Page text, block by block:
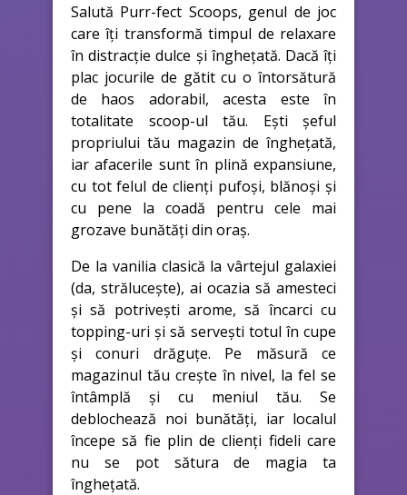
Salută Purr-fect Scoops, genul de joc
care îți transformă timpul de relaxare
în distracție dulce și înghețată. Dacă îți
plac jocurile de gătit cu o întorsătură
de haos adorabil, acesta este în
totalitate scoop-ul tău. Ești șeful
propriului tău magazin de înghețată,
iar afacerile sunt în plină expansiune,
cu tot felul de clienți pufoși, blănoși și
cu pene la coadă pentru cele mai
grozave bunătăți din oraș.
De la vanilia clasică la vârtejul galaxiei
(da, strălucește), ai ocazia să amesteci
și să potrivești arome, să încarci cu
topping-uri și să servești totul în cupe
și conuri drăguțe. Pe măsură ce
magazinul tău crește în nivel, la fel se
întâmplă și cu meniul tău. Se
deblochează noi bunătăți, iar localul
începe să fie plin de clienți fideli care
nu se pot sătura de magia ta
înghețată.